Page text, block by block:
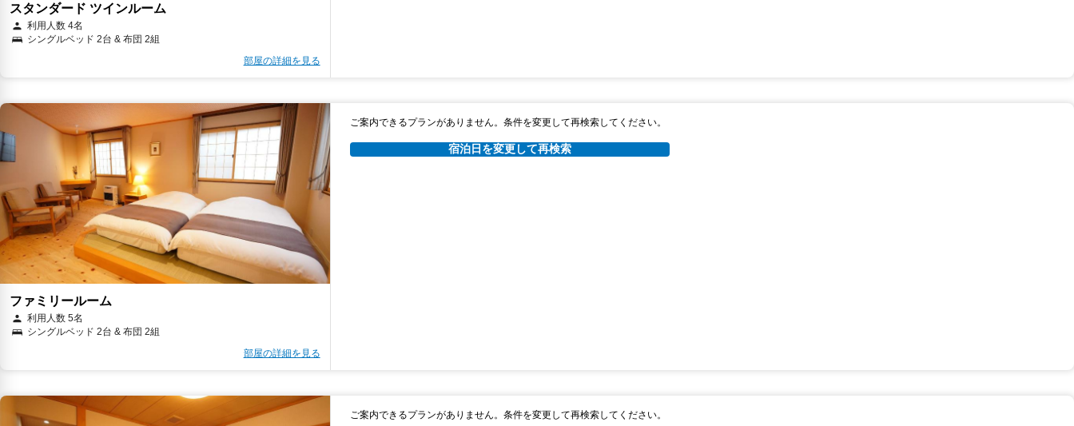
スタンダード ツインルーム
利用人数 4名
シングルベッド 2台 & 布団 2組
部屋の詳細を見る
ファミリールーム
利用人数 5名
シングルベッド 2台 & 布団 2組
部屋の詳細を見る
ご案内できるプランがありません。条件を変更して再検索してください。
宿泊日を変更して再検索
ご案内できるプランがありません。条件を変更して再検索してください。